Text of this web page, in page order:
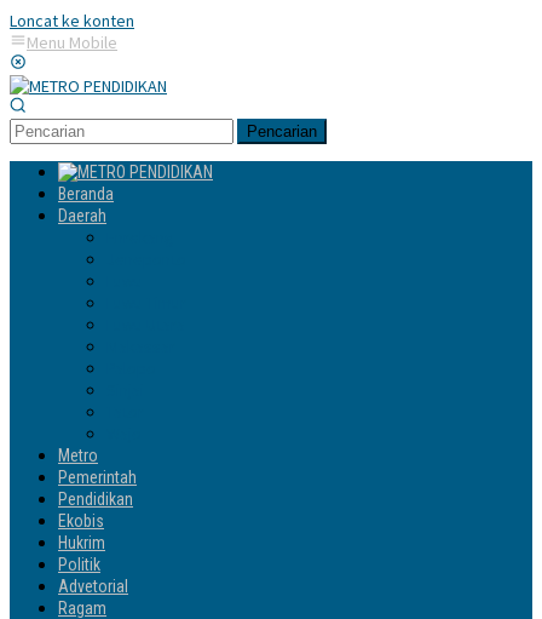
Loncat ke konten
Menu Mobile
Pencarian
Beranda
Daerah
Metro
Pemerintah
Pendidikan
Ekobis
Hukrim
Politik
Advetorial
Ragam